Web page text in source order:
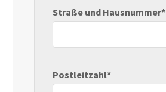
Straße und Hausnummer*
Postleitzahl*